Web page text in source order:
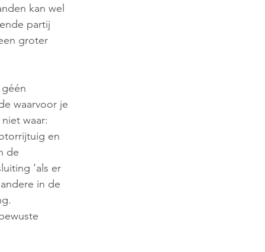
kan wel
partij
groter
waarvoor je
waar:
en
de
‘als er
in de